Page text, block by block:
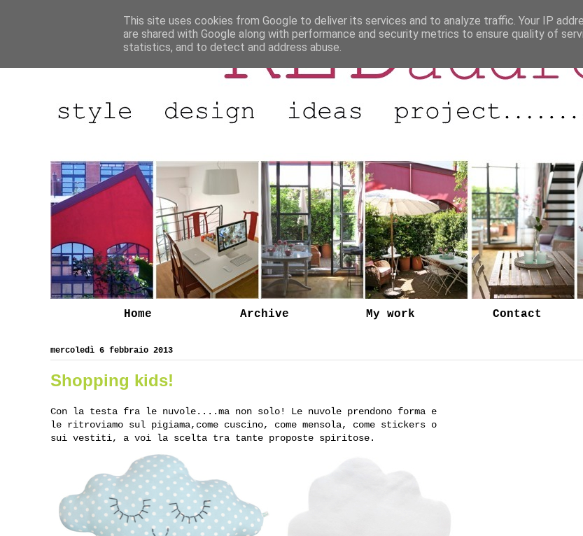
Home Archive My work Contact
mercoledì 6 febbraio 2013
Shopping kids!
Con la testa fra le nuvole....ma non solo! Le nuvole prendono forma e
le ritroviamo sul pigiama,come cuscino, come mensola, come stickers o
sui vestiti, a voi la scelta tra tante proposte spiritose.
This site uses cookies from Google to deliver its services and to analyze traffic. Your IP
are shared with Google along with performance and security metrics to ensure quality of
statistics, and to detect and address abuse.